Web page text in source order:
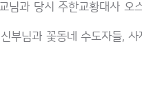
님과 당시 주한교황대사 오
부님과 꽃동네 수도자들, 사